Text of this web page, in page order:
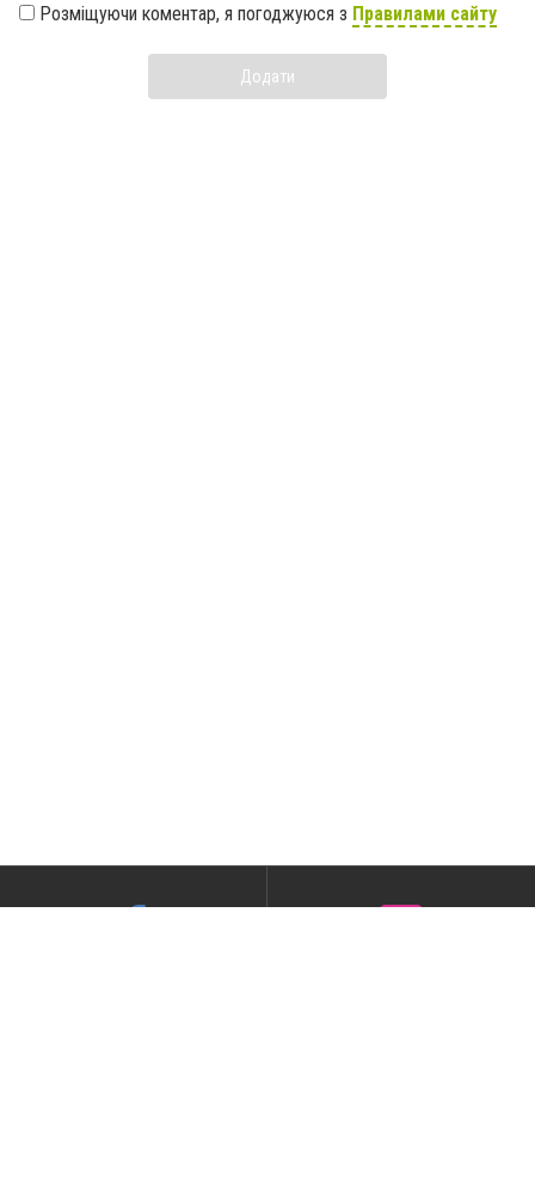
Розміщуючи коментар, я погоджуюся з Правилами сайту
Додати